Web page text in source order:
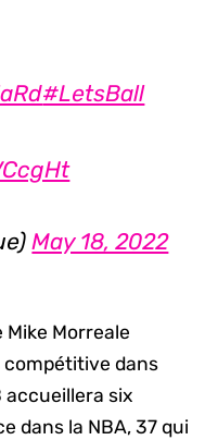
#LetsBall
May 18, 2022
Morreale
compétitive dans
accueillera six
dans la NBA, 37 qui